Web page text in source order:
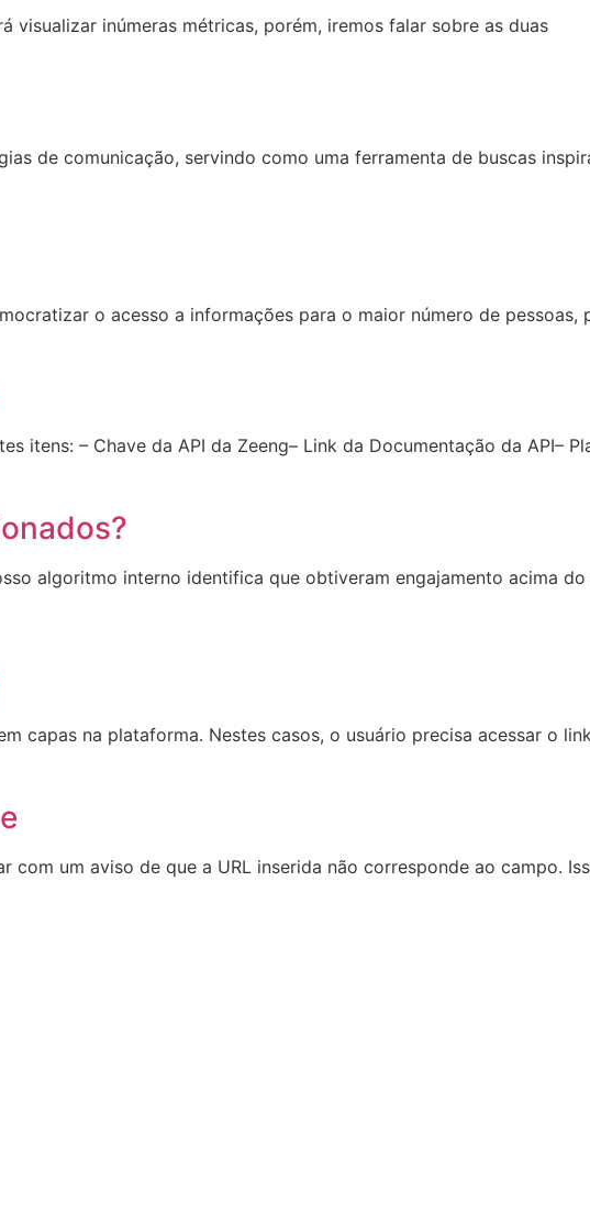
inúmeras métricas, porém, iremos falar sobre as duas
de comunicação, servindo como uma ferramenta de buscas
o acesso a informações para o maior número de
itens: – Chave da API da Zeeng– Link da Documentação da API–
algoritmo interno identifica que obtiveram engajamento acima
capas na plataforma. Nestes casos, o usuário precisa acessar o
com um aviso de que a URL inserida não corresponde ao campo.